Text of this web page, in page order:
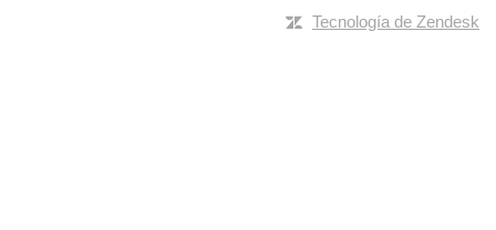
Tecnología de Zendesk